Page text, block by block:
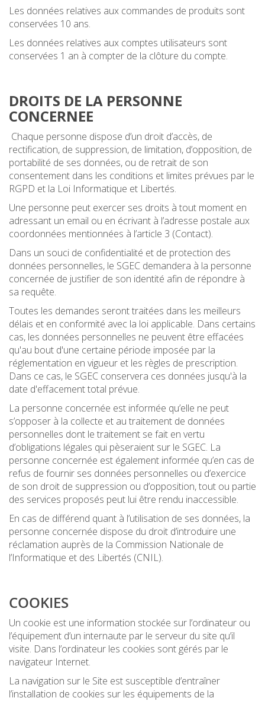
Les données relatives aux commandes de produits sont
conservées 10 ans.
Les données relatives aux comptes utilisateurs sont
conservées 1 an à compter de la clôture du compte.
DROITS DE LA PERSONNE
CONCERNEE
Chaque personne dispose d’un droit d’accès, de
rectification, de suppression, de limitation, d’opposition, de
portabilité de ses données, ou de retrait de son
consentement dans les conditions et limites prévues par le
RGPD et la Loi Informatique et Libertés.
Une personne peut exercer ses droits à tout moment en
adressant un email ou en écrivant à l’adresse postale aux
coordonnées mentionnées à l’article 3 (Contact).
Dans un souci de confidentialité et de protection des
données personnelles, le SGEC demandera à la personne
concernée de justifier de son identité afin de répondre à
sa requête.
Toutes les demandes seront traitées dans les meilleurs
délais et en conformité avec la loi applicable. Dans certains
cas, les données personnelles ne peuvent être effacées
qu'au bout d'une certaine période imposée par la
réglementation en vigueur et les règles de prescription.
Dans ce cas, le SGEC conservera ces données jusqu'à la
date d'effacement total prévue.
La personne concernée est informée qu’elle ne peut
s’opposer à la collecte et au traitement de données
personnelles dont le traitement se fait en vertu
d’obligations légales qui pèseraient sur le SGEC. La
personne concernée est également informée qu’en cas de
refus de fournir ses données personnelles ou d’exercice
de son droit de suppression ou d’opposition, tout ou partie
des services proposés peut lui être rendu inaccessible.
En cas de différend quant à l’utilisation de ses données, la
personne concernée dispose du droit d’introduire une
réclamation auprès de la Commission Nationale de
l’Informatique et des Libertés (CNIL).
COOKIES
Un cookie est une information stockée sur l’ordinateur ou
l’équipement d’un internaute par le serveur du site qu’il
visite. Dans l’ordinateur les cookies sont gérés par le
navigateur Internet.
La navigation sur le Site est susceptible d’entraîner
l’installation de cookies sur les équipements de la